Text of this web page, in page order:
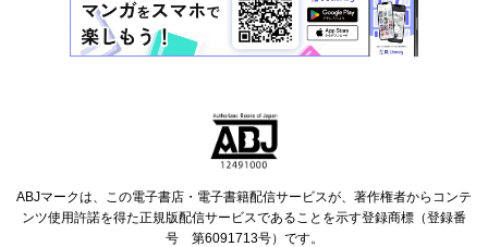
ABJマークは、この電子書店・電子書籍配信サービスが、著作権者からコンテ
ンツ使用許諾を得た正規版配信サービスであることを示す登録商標（登録番
号 第6091713号）です。